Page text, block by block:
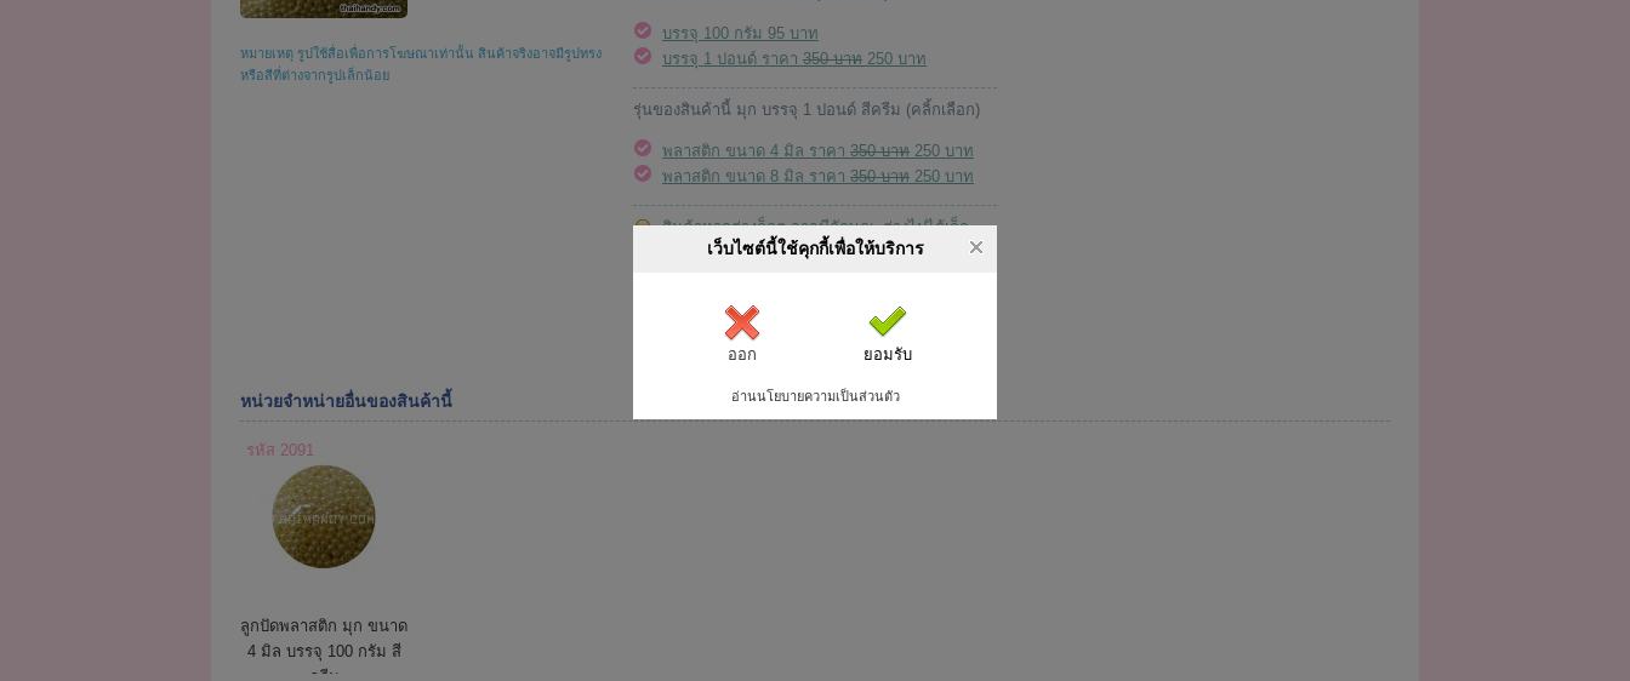
หมายเหตุ รูปใช้สื่อเพื่อการโฆษณาเท่านั้น สินค้าจริงอาจมีรูปทรง
หรือสีที่ต่างจากรูปเล็กน้อย
บรรจุ 100 กรัม 95 บาท
บรรจุ 1 ปอนด์ ราคา 350 บาท 250 บาท
รุ่นของสินค้านี้ มุก บรรจุ 1 ปอนด์ สีครีม (คลิ้กเลือก)
พลาสติก ขนาด 4 มิล ราคา 350 บาท 250 บาท
พลาสติก ขนาด 8 มิล ราคา 350 บาท 250 บาท
สินค้าหากต่างล็อต อาจมีลักษณะต่างไปได้เล็ก
น้อย เนื่องจากข้อจำกัดทางการผลิต และบางครั้งผลิต
สอบถามก่อนสั่งซื้อ
จัดส่งได้ใน 1-3 วันทำการ
หน่วยจำหน่ายอื่นของสินค้านี้
รหัส 2091
ลูกปัดพลาสติก มุก ขนาด
4 มิล บรรจุ 100 กรัม สี
ครีม
เว็บไซต์นี้ใช้คุกกี้เพื่อให้บริการ
ออก ยอมรับ
อ่านนโยบายความเป็นส่วนตัว